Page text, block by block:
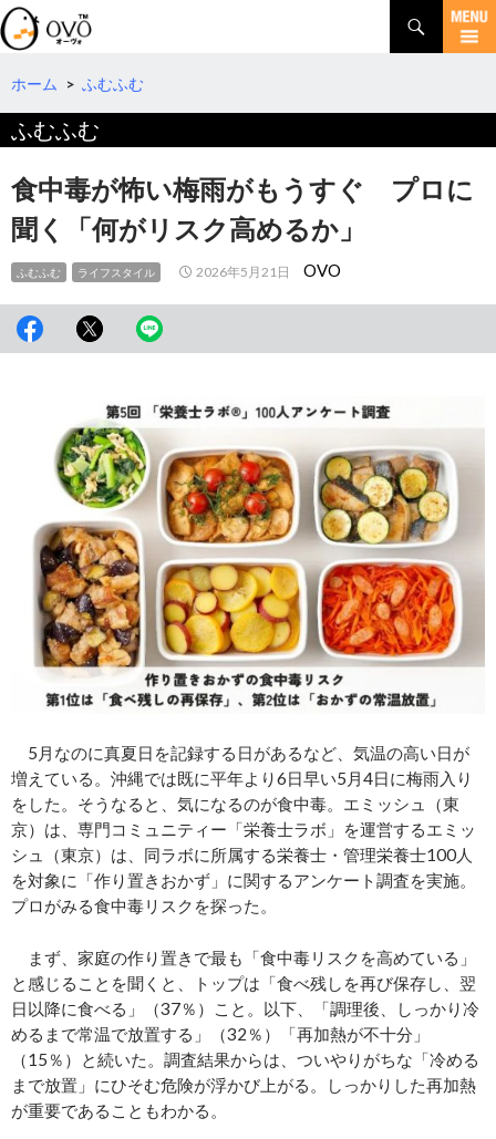
検
索
コ
テ
へ
ホーム > ふむふむ
ふむふむ
食中毒が怖い梅雨がもうすぐ プロに
聞く「何がリスク高めるか」
ふむふむ ライフスタイル 2026年5月21日 OVO
5月なのに真夏日を記録する日があるなど、気温の高い日が
増えている。沖縄では既に平年より6日早い5月4日に梅雨入り
をした。そうなると、気になるのが食中毒。エミッシュ（東
京）は、専門コミュニティー「栄養士ラボ」を運営するエミッ
シュ（東京）は、同ラボに所属する栄養士・管理栄養士100人
を対象に「作り置きおかず」に関するアンケート調査を実施。
プロがみる食中毒リスクを探った。
まず、家庭の作り置きで最も「食中毒リスクを高めている」
と感じることを聞くと、トップは「食べ残しを再び保存し、翌
日以降に食べる」（37％）こと。以下、「調理後、しっかり冷
めるまで常温で放置する」（32％）「再加熱が不十分」
（15％）と続いた。調査結果からは、ついやりがちな「冷める
まで放置」にひそむ危険が浮かび上がる。しっかりした再加熱
が重要であることもわかる。